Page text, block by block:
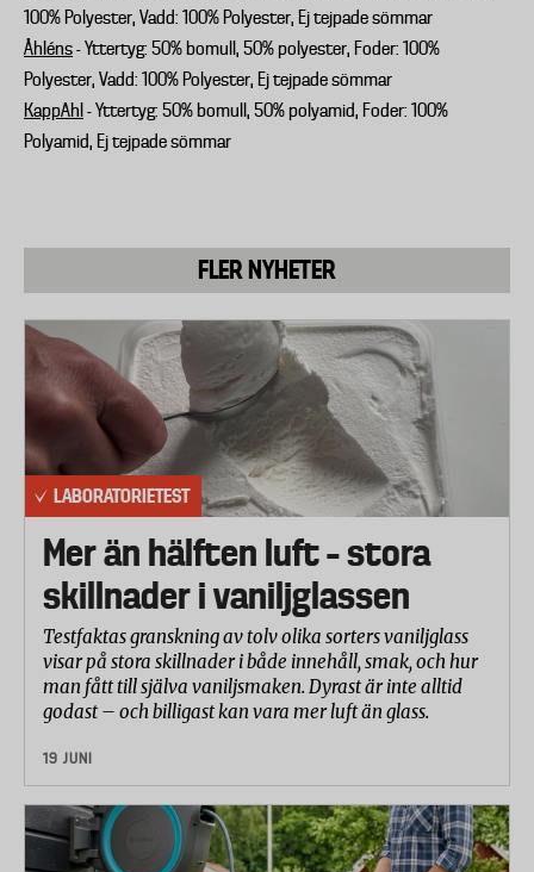
100% Polyester, Vadd: 100% Polyester, Ej tejpade sömmar
Åhléns- Yttertyg: 50% bomull, 50% polyester, Foder: 100%
Polyester, Vadd: 100% Polyester, Ej tejpade sömmar
KappAhl - Yttertyg: 50% bomull, 50% polyamid, Foder: 100%
Polyamid, Ej tejpade sömmar
FLER NYHETER
LABORATORIETEST
Mer än hälften luft – stora
skillnader i vaniljglassen
Testfaktas granskning av tolv olika sorters vaniljglass
visar på stora skillnader i både innehåll, smak, och hur
man fått till själva vaniljsmaken. Dyrast är inte alltid
godast – och billigast kan vara mer luft än glass.
19 JUNI